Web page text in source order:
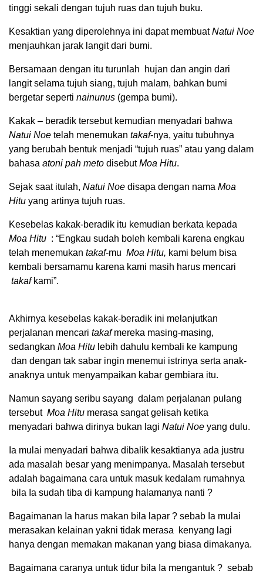
tinggi sekali dengan tujuh ruas dan tujuh buku.
Kesaktian yang diperolehnya ini dapat membuatNatui Noe
menjauhkan jarak langit dari bumi.
Bersamaan dengan itu turunlah hujan dan angin dari
langit selama tujuh siang, tujuh malam, bahkan bumi
bergetar seperti nainunus (gempa bumi).
Kakak – beradik tersebut kemudian menyadari bahwa
Natui Noe telah menemukan takaf-nya, yaitu tubuhnya
yang berubah bentuk menjadi “tujuh ruas” atau yang dalam
bahasa atoni pah meto disebutMoa Hitu.
Sejak saat itulah, Natui Noe disapa dengan nama Moa
Hitu yang artinya tujuh ruas.
Kesebelas kakak-beradik itu kemudian berkata kepada
Moa Hitu : “Engkau sudah boleh kembali karena engkau
telah menemukan takaf-mu Moa Hitu, kami belum bisa
kembali bersamamu karena kami masih harus mencari
takaf kami”.
Akhirnya kesebelas kakak-beradik ini melanjutkan
perjalanan mencari takafmereka masing-masing,
sedangkan Moa Hitu lebih dahulu kembali ke kampung
dan dengan tak sabar ingin menemui istrinya serta anak-
anaknya untuk menyampaikan kabar gembiara itu.
Namun sayang seribu sayang dalam perjalanan pulang
tersebut Moa Hitu merasa sangat gelisah ketika
menyadari bahwa dirinya bukan lagi Natui Noe yang dulu.
Ia mulai menyadari bahwa dibalik kesaktianya ada justru
ada masalah besar yang menimpanya. Masalah tersebut
adalah bagaimana cara untuk masuk kedalam rumahnya
bila Ia sudah tiba di kampung halamanya nanti ?
Bagaimanan Ia harus makan bila lapar ? sebab Ia mulai
merasakan kelainan yakni tidak merasa kenyang lagi
hanya dengan memakan makanan yang biasa dimakanya.
Bagaimana caranya untuk tidur bila Ia mengantuk ? sebab